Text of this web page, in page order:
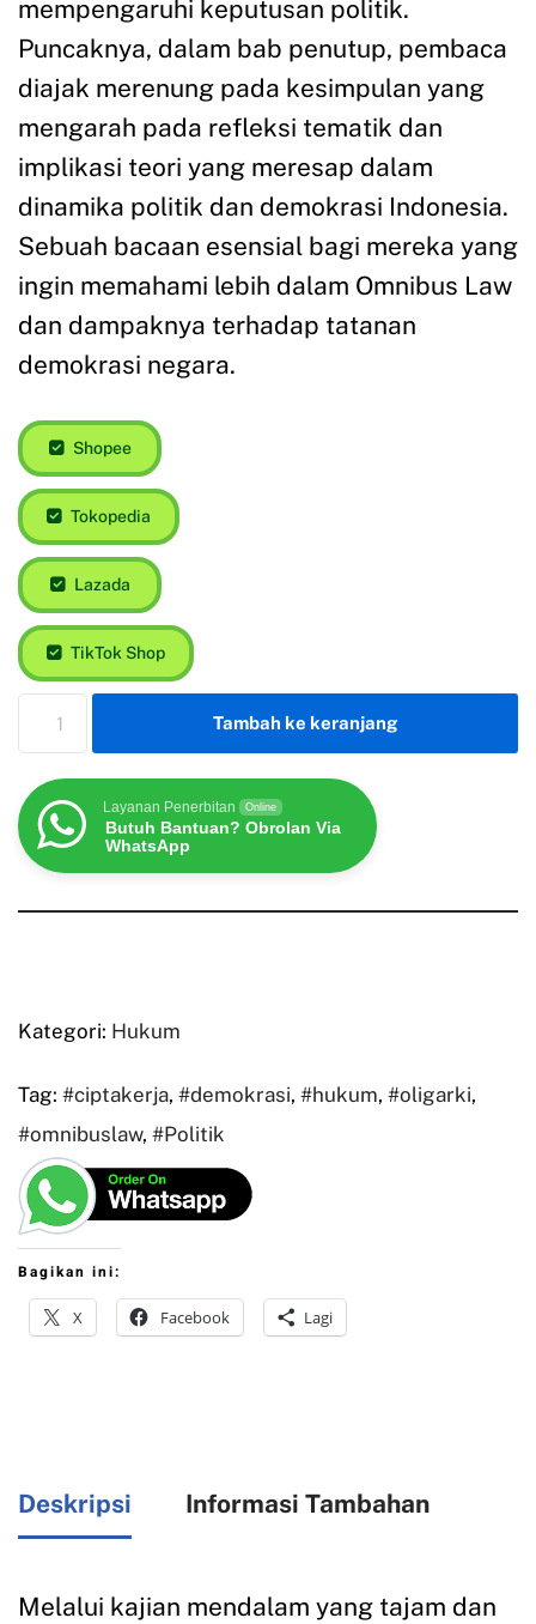
mempengaruhi keputusan politik.
Puncaknya, dalam bab penutup, pembaca
diajak merenung pada kesimpulan yang
mengarah pada refleksi tematik dan
implikasi teori yang meresap dalam
dinamika politik dan demokrasi Indonesia.
Sebuah bacaan esensial bagi mereka yang
ingin memahami lebih dalam Omnibus Law
dan dampaknya terhadap tatanan
demokrasi negara.
Shopee
Tokopedia
Lazada
TikTok Shop
Tambah ke keranjang
Layanan Penerbitan Online
Butuh Bantuan? Obrolan Via
WhatsApp
Kategori: Hukum
Tag: #ciptakerja, #demokrasi, #hukum, #oligarki,
#omnibuslaw, #Politik
Bagikan ini:
X Facebook Lagi
Deskripsi Informasi Tambahan
Melalui kajian mendalam yang tajam dan